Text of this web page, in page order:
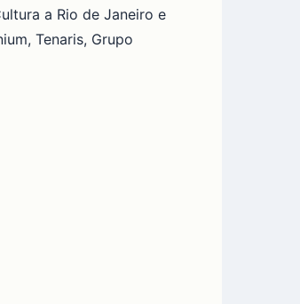
a Rio de Janeiro e
Tenaris, Grupo